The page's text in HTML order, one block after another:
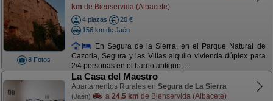
8 Fotos
km de Bienservida (Albacete)
4 plazas
20 €
156 km de Jaén
En Segura de la Sierra, en el Parque Natural de
Cazorla, Segura y las Villas alquilo vivienda dúplex para
2/4 personas en el barrio antiguo, ...
La Casa del Maestro
Apartamentos Rurales en Segura de La Sierra
(Jaén) a 24,5 km de Bienservida (Albacete)